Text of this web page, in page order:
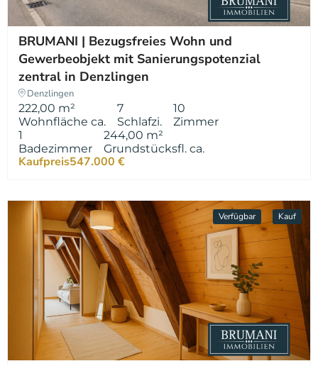
BRUMANI | Bezugsfreies Wohn und
Gewerbeobjekt mit Sanierungspotenzial
zentral in Denzlingen
Denzlingen
222,00 m²
Wohnfläche ca.
7
Schlafzi.
10
Zimmer
1
Badezimmer
244,00 m²
Grundstücksfl. ca.
Kaufpreis547.000 €
Verfügbar Kauf